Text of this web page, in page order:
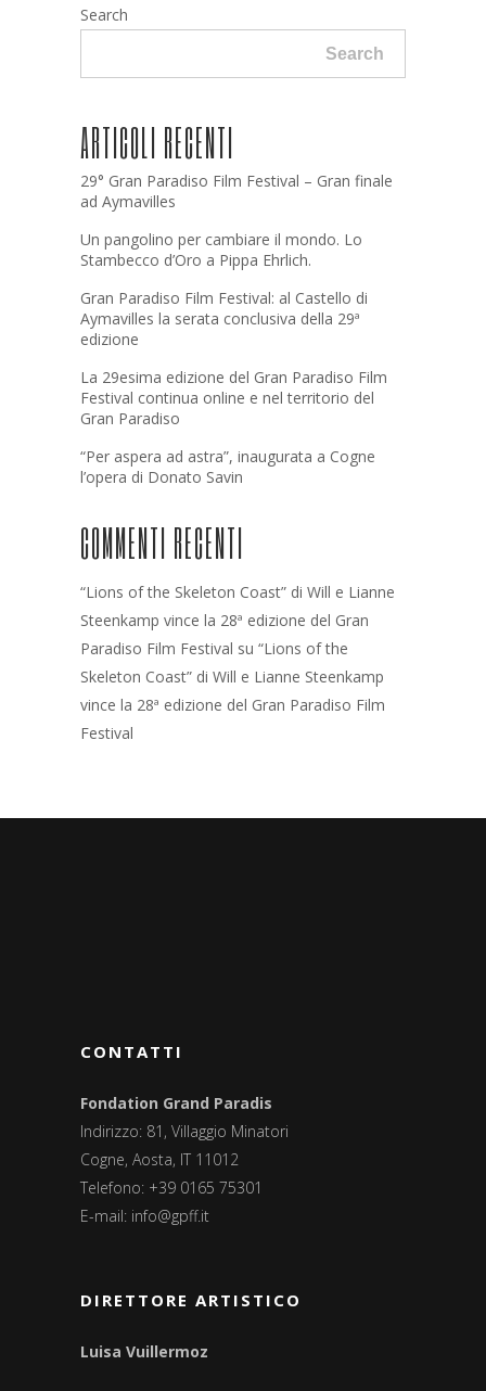
Search
Search
ARTICOLI RECENTI
29° Gran Paradiso Film Festival – Gran finale
ad Aymavilles
Un pangolino per cambiare il mondo. Lo
Stambecco d’Oro a Pippa Ehrlich.
Gran Paradiso Film Festival: al Castello di
Aymavilles la serata conclusiva della 29ª
edizione
La 29esima edizione del Gran Paradiso Film
Festival continua online e nel territorio del
Gran Paradiso
“Per aspera ad astra”, inaugurata a Cogne
l’opera di Donato Savin
COMMENTI RECENTI
“Lions of the Skeleton Coast” di Will e Lianne
Steenkamp vince la 28ª edizione del Gran
Paradiso Film Festival su “Lions of the
Skeleton Coast” di Will e Lianne Steenkamp
vince la 28ª edizione del Gran Paradiso Film
Festival
CONTATTI
Fondation Grand Paradis
Indirizzo: 81, Villaggio Minatori
Cogne, Aosta, IT 11012
Telefono: +39 0165 75301
E-mail: info@gpff.it
DIRETTORE ARTISTICO
Luisa Vuillermoz